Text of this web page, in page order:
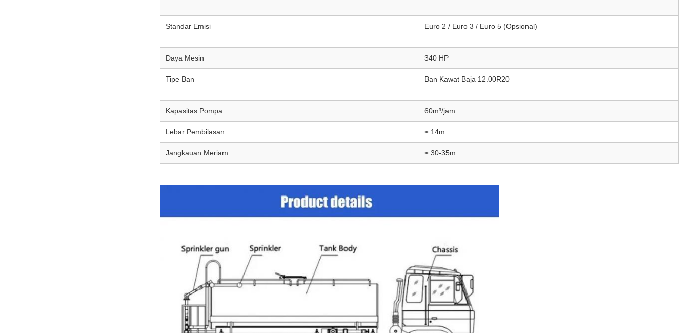
Standar Emisi Euro 2 / Euro 3 / Euro 5 (Opsional)
Daya Mesin 340 HP
Tipe Ban Ban Kawat Baja 12.00R20
Kapasitas Pompa 60m³/jam
Lebar Pembilasan ≥ 14m
Jangkauan Meriam ≥ 30-35m